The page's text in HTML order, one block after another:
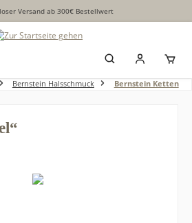
Versand ab 300€ Bestellwert
Bernstein Halsschmuck Bernstein Ketten